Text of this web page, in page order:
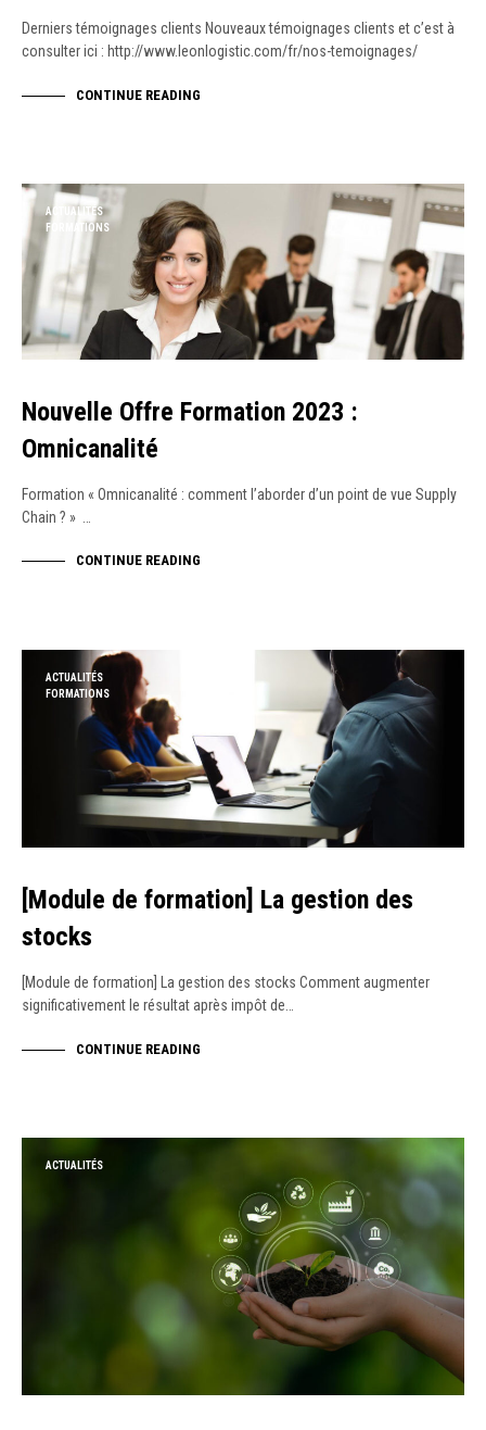
Derniers témoignages clients Nouveaux témoignages clients et c’est à
consulter ici : http://www.leonlogistic.com/fr/nos-temoignages/
CONTINUE READING
ACTUALITÉS
FORMATIONS
Nouvelle Offre Formation 2023 :
Omnicanalité
Formation « Omnicanalité : comment l’aborder d’un point de vue Supply
Chain ? » …
CONTINUE READING
ACTUALITÉS
FORMATIONS
[Module de formation] La gestion des
stocks
[Module de formation] La gestion des stocks Comment augmenter
significativement le résultat après impôt de…
CONTINUE READING
ACTUALITÉS